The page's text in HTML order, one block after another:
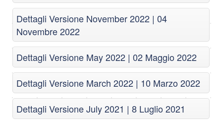
Dettagli Versione November 2022 | 04
Novembre 2022
Dettagli Versione May 2022 | 02 Maggio 2022
Dettagli Versione March 2022 | 10 Marzo 2022
Dettagli Versione July 2021 | 8 Luglio 2021